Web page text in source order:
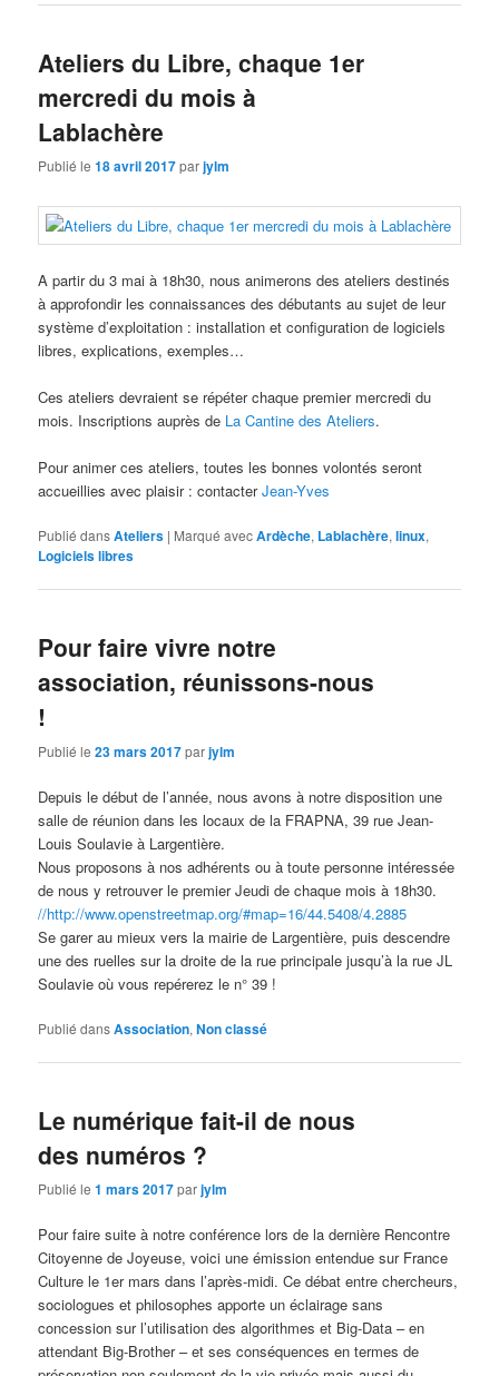
Ateliers du Libre, chaque 1er
mercredi du mois à
Lablachère
Publié le18 avril 2017parjylm
A partir du 3 mai à 18h30, nous animerons des ateliers destinés
à approfondir les connaissances des débutants au sujet de leur
système d’exploitation : installation et configuration de logiciels
libres, explications, exemples…
Ces ateliers devraient se répéter chaque premier mercredi du
mois. Inscriptions auprès de La Cantine des Ateliers.
Pour animer ces ateliers, toutes les bonnes volontés seront
accueillies avec plaisir : contacterJean-Yves
Publié dansAteliers | Marqué avecArdèche, Lablachère,linux,
Logiciels libres
Pour faire vivre notre
association, réunissons-nous
!
Publié le23 mars 2017parjylm
Depuis le début de l’année, nous avons à notre disposition une
salle de réunion dans les locaux de la FRAPNA, 39 rue Jean-
Louis Soulavie à Largentière.
Nous proposons à nos adhérents ou à toute personne intéressée
de nous y retrouver le premier Jeudi de chaque mois à 18h30.
//http://www.openstreetmap.org/#map=16/44.5408/4.2885
Se garer au mieux vers la mairie de Largentière, puis descendre
une des ruelles sur la droite de la rue principale jusqu’à la rue JL
Soulavie où vous repérerez le n° 39 !
Publié dansAssociation,Non classé
Le numérique fait-il de nous
des numéros ?
Publié le1 mars 2017parjylm
Pour faire suite à notre conférence lors de la dernière Rencontre
Citoyenne de Joyeuse, voici une émission entendue sur France
Culture le 1er mars dans l’après-midi. Ce débat entre chercheurs,
sociologues et philosophes apporte un éclairage sans
concession sur l’utilisation des algorithmes et Big-Data – en
attendant Big-Brother – et ses conséquences en termes de